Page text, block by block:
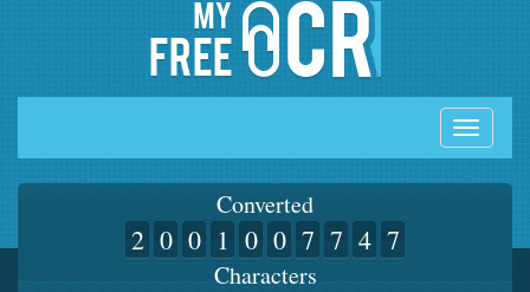
Toggle
Converted
2 0 0 1 0 0 7 7 4 7
Characters